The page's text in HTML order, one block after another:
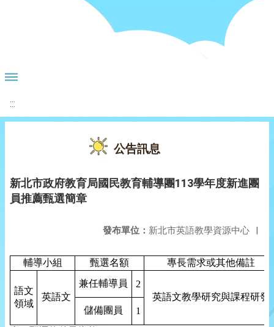
:::
公告訊息
新北市政府教育局國民教育輔導團113學年度新進團
員推薦甄選簡章
發布單位： 新北市英語教學資源中心 |
輔導小組 甄選名額 專長需求或其他備註
語文
領域
英語文
兼任輔導員
2
英語文教學研究與課程研發
儲備團員
1